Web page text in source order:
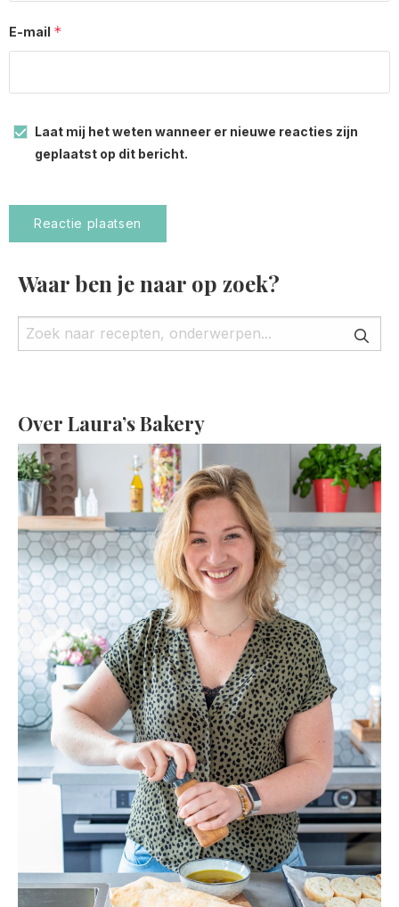
E-mail *
Laat mij het weten wanneer er nieuwe reacties zijn
geplaatst op dit bericht.
Waar ben je naar op zoek?
Over Laura’s Bakery